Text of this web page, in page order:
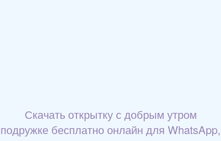
Скачать открытку с добрым утром
подружке бесплатно онлайн для WhatsApp,